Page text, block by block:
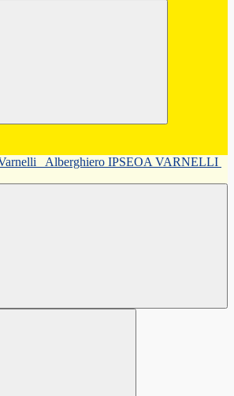
Alberghiero IPSEOA VARNELLI